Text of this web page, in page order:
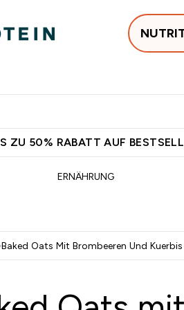
ZU 50% RABATT AUF
ERNÄHRUNG
Baked Oats Mit Brombeeren Und